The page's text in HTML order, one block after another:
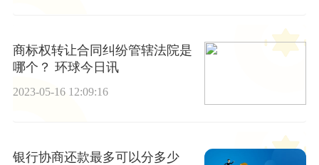
商标权转让合同纠纷管辖法院是
哪个？ 环球今日讯
2023-05-16 12:09:16
银行协商还款最多可以分多少